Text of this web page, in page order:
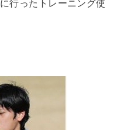
行ったトレーニング使